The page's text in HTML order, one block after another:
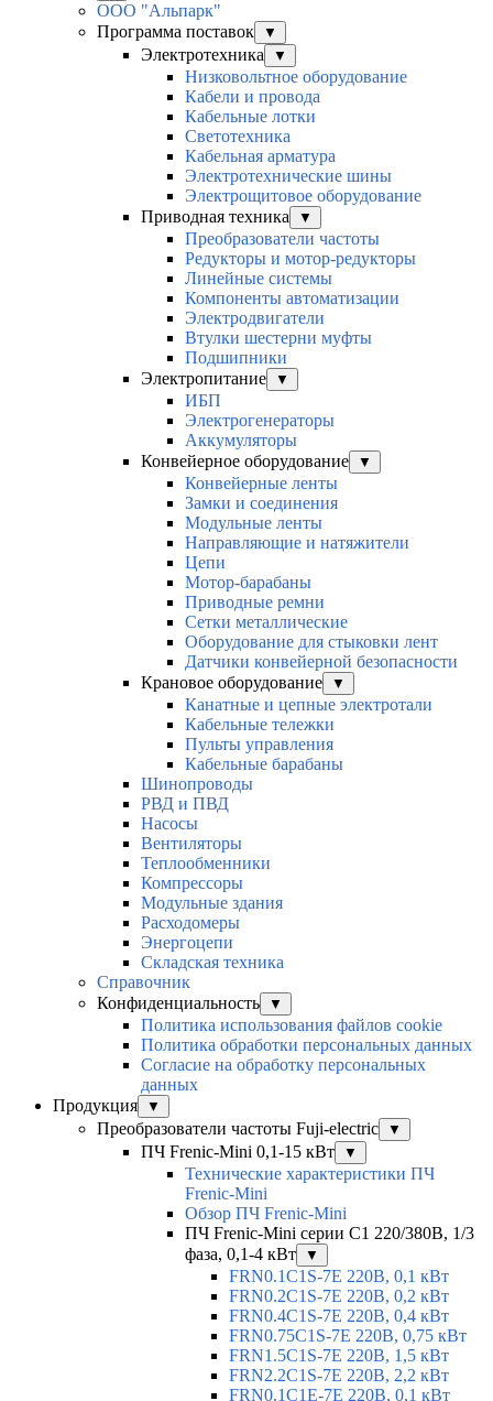
ООО "Альпарк"
Программа поставок
▼
Электротехника ▼
Низковольтное оборудование
Кабели и провода
Кабельные лотки
Светотехника
Кабельная арматура
Электротехнические шины
Электрощитовое оборудование
Приводная техника
▼
Преобразователи частоты
Редукторы и мотор-редукторы
Линейные системы
Компоненты автоматизации
Электродвигатели
Втулки шестерни муфты
Подшипники
Электропитание
▼
ИБП
Электрогенераторы
Аккумуляторы
Конвейерное оборудование
▼
Конвейерные ленты
Замки и соединения
Модульные ленты
Направляющие и натяжители
Цепи
Мотор-барабаны
Приводные ремни
Сетки металлические
Оборудование для стыковки лент
Датчики конвейерной безопасности
Крановое оборудование
▼
Канатные и цепные электротали
Кабельные тележки
Пульты управления
Кабельные барабаны
Шинопроводы
РВД и ПВД
Насосы
Вентиляторы
Теплообменники
Компрессоры
Модульные здания
Расходомеры
Энергоцепи
Складская техника
Справочник
Конфиденциальность
▼
Политика использования файлов cookie
Политика обработки персональных данных
Согласие на обработку персональных
данных
Продукция
▼
Преобразователи частоты Fuji-electric ▼
ПЧ Frenic-Mini 0,1-15 кВт ▼
Технические характеристики ПЧ
Frenic-Mini
Обзор ПЧ Frenic-Mini
ПЧ Frenic-Mini серии C1 220/380В, 1/3
фаза, 0,1-4 кВт
▼
FRN0.1C1S-7E 220В, 0,1 кВт
FRN0.2C1S-7E 220В, 0,2 кВт
FRN0.4C1S-7E 220В, 0,4 кВт
FRN0.75C1S-7E 220В, 0,75 кВт
FRN1.5C1S-7E 220В, 1,5 кВт
FRN2.2C1S-7E 220В, 2,2 кВт
FRN0.1C1E-7E 220В, 0,1 кВт